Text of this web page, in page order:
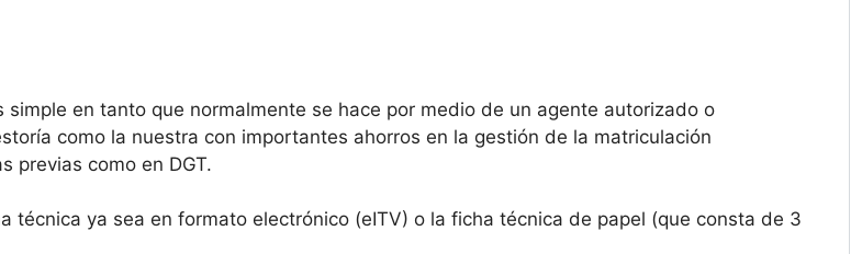
en tanto que normalmente se hace por medio de un agente autorizado o
como la nuestra con importantes ahorros en la gestión de la matriculación
previas como en DGT.
técnica ya sea en formato electrónico (eITV) o la ficha técnica de papel (que consta de 3